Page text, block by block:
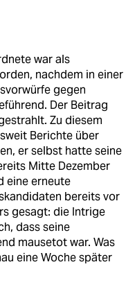
war als
nachdem in einer
gegen
Der Beitrag
Zu diesem
Berichte über
er selbst hatte seine
Mitte Dezember
eine erneute
bereits vor
gesagt: die Intrige
dass seine
mausetot war. Was
eine Woche später